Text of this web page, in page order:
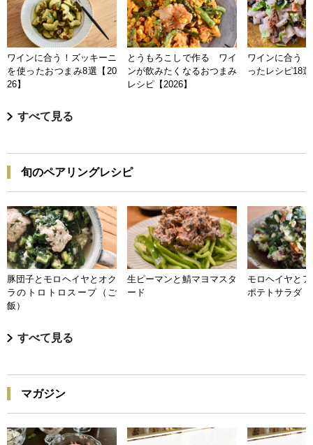
ワインに合う！ズッキーニ
を使ったおつまみ8選【20
26】
とうもろこしで作る ワイ
ンが飲みたくなるおつまみ
レシピ【2026】
ワインに合う
ったレシピ18
すべて見る
旬のペアリングレシピ
豚団子とモロヘイヤとオク
ラのトロトロスープ（ご
飯）
生ピーマンと鯖マヨマスタ
ード
モロヘイヤと
ポテトサラダ
すべて見る
マガジン